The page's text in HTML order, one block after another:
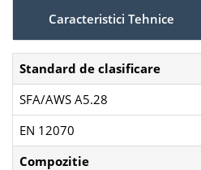
Caracteristici Tehnice
Standard de clasificare
SFA/AWS A5.28
EN 12070
Compozitie